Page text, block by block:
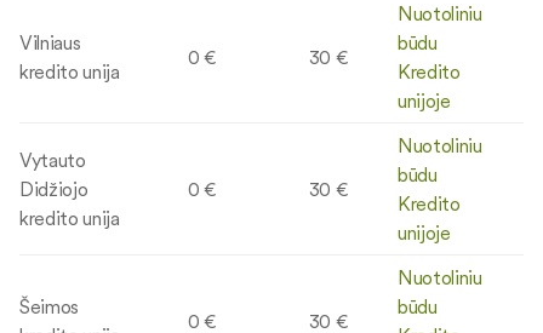
Vilniaus
kredito unija
0 € 30 €
Nuotoliniu
būdu
Kredito
unijoje
Vytauto
Didžiojo
kredito unija
0 € 30 €
Nuotoliniu
būdu
Kredito
unijoje
Šeimos
0 € 30 €
Nuotoliniu
būdu